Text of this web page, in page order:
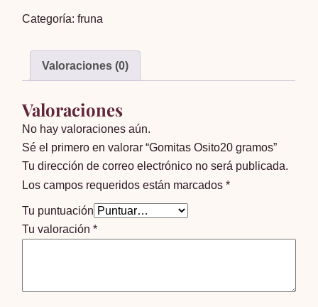
cantidad
Categoría:fruna
Valoraciones (0)
Valoraciones
No hay valoraciones aún.
Sé el primero en valorar “Gomitas Osito20 gramos”
Tu dirección de correo electrónico no será publicada.
Los campos requeridos están marcados*
Tu puntuación
Tu valoración*